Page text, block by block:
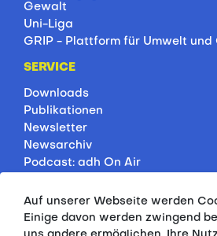
Gewalt
Uni-Liga
GRIP - Plattform für Umwelt und
SERVICE
Downloads
Publikationen
Newsletter
Newsarchiv
Podcast: adh On Air
Rankings
Servicepartner
HSP-Onlinekurse
Auf unserer Webseite werden
Einige davon werden zwingend